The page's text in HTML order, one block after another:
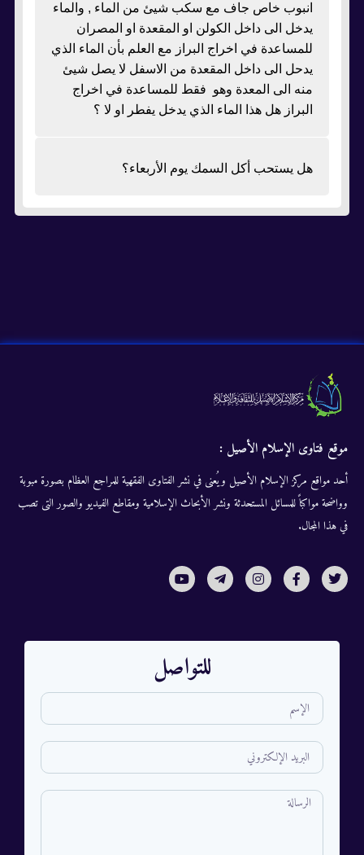
انبوب خاص جاف مع سكب شيئ من الماء , والماء
يدخل الى داخل الكولن او المقعدة او المصران
للمساعدة في اخراج البراز مع العلم بأن الماء الذي
يدحل الى داخل المقعدة من الاسفل لا يصل شيئ
منه الى المعدة وهو فقط للمساعدة في اخراج
البراز هل هذا الماء الذي يدخل يفطر او لا ؟
هل يستحب أكل السمك يوم الأربعاء؟
موقع فتاوى الإسلام الأصيل :
أحد مواقع مركز الإسلام الأصيل ويُعنى في نشر الفتاوى الفقهية للمراجع العظام بصورة مبوبة
وواضحة مواكباً للمسائل المستحدثة ونشر الأبحاث الإسلامية ومقاطع الفيديو والصور التى تصب
في هذا المجال.
للتواصل